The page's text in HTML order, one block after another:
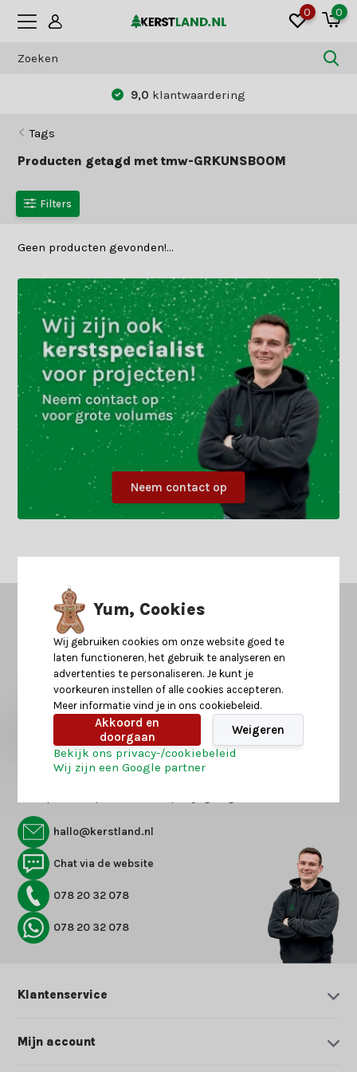
0 0
9,0 klantwaardering
Tags
Producten getagd met tmw-GRKUNSBOOM
Filters
Geen producten gevonden!...
Neem contact op
Kerstland.nl in jouw mailbox?
Ontvang als eerst nieuws over acties of inspiratie voor kerst
Abonneer
Vraag het onze kerst-experts
hallo@kerstland.nl
Chat via de website
078 20 32 078
078 20 32 078
Klantenservice
Mijn account
Yum, Cookies
Wij gebruiken cookies om onze website goed te
laten functioneren, het gebruik te analyseren en
advertenties te personaliseren. Je kunt je
voorkeuren instellen of alle cookies accepteren.
Meer informatie vind je in ons cookiebeleid.
Akkoord en
doorgaan
Weigeren
Bekijk ons privacy-/cookiebeleid
Wij zijn een Google partner